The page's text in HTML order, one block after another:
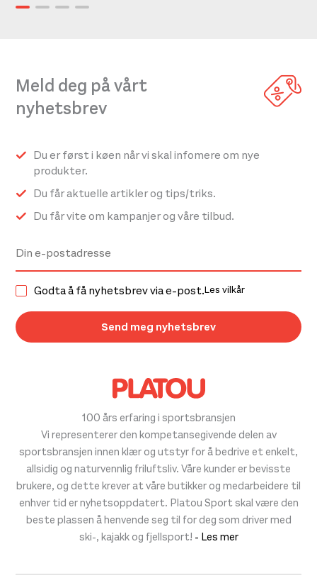
100 års erfaring i sportsbransjen
Vi representerer den kompetansegivende delen av
sportsbransjen innen klær og utstyr for å bedrive et enkelt,
allsidig og naturvennlig friluftsliv. Våre kunder er bevisste
brukere, og dette krever at våre butikker og medarbeidere til
enhver tid er nyhetsoppdatert. Platou Sport skal være den
beste plassen å henvende seg til for deg som driver med
ski-, kajakk og fjellsport! - Les mer
Meld deg på vårt
nyhetsbrev
Du er først i køen når vi skal infomere om nye
produkter.
Du får aktuelle artikler og tips/triks.
Du får vite om kampanjer og våre tilbud.
Godta å få nyhetsbrev via e-post.Les vilkår